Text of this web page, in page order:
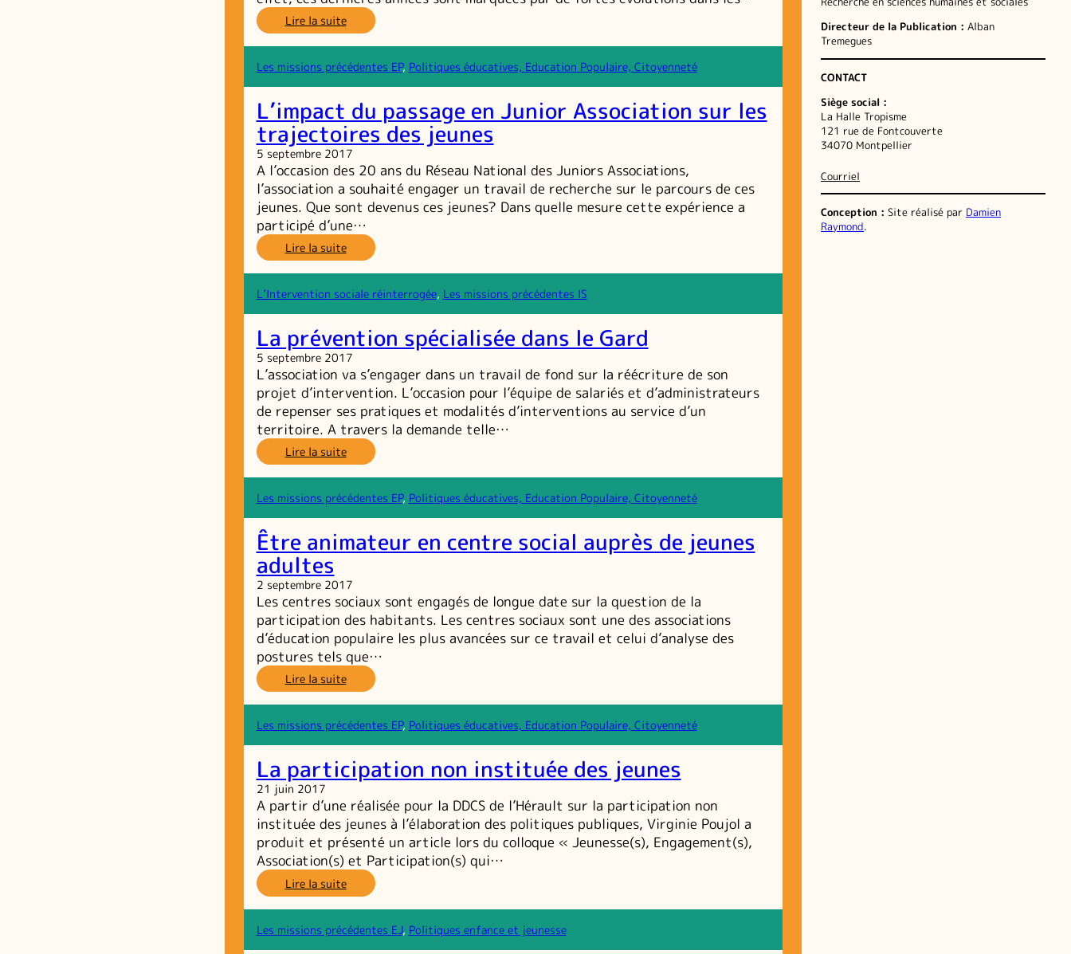
aux
défis
de
Lire la suite:
« Les
nouvelles
jeunesses
démocratie :
une
revitalisation
de
la
participation
citoyenne ? »
Les missions précédentes EP, Politiques éducatives, Education Populaire, Citoyenneté
L’impact du passage en Junior Association sur les
trajectoires des jeunes
5 septembre 2017
A l’occasion des 20 ans du Réseau National des Juniors Associations,
l’association a souhaité engager un travail de recherche sur le parcours de ces
jeunes. Que sont devenus ces jeunes? Dans quelle mesure cette expérience a
participé d’une…
Lire la suite:
L’impact
du
passage
Association
sur
trajectoires
des
jeunes
L’Intervention sociale réinterrogée, Les missions précédentes IS
La prévention spécialisée dans le Gard
5 septembre 2017
L’association va s’engager dans un travail de fond sur la réécriture de son
projet d’intervention. L’occasion pour l’équipe de salariés et d’administrateurs
de repenser ses pratiques et modalités d’interventions au service d’un
territoire. A travers la demande telle…
Lire la suite:
La
prévention
spécialisée
Gard
Les missions précédentes EP, Politiques éducatives, Education Populaire, Citoyenneté
Être animateur en centre social auprès de jeunes
adultes
2 septembre 2017
Les centres sociaux sont engagés de longue date sur la question de la
participation des habitants. Les centres sociaux sont une des associations
d’éducation populaire les plus avancées sur ce travail et celui d’analyse des
postures tels que…
Lire la suite:
Être
animateur
en
auprès
de
jeunes
adultes
Les missions précédentes EP, Politiques éducatives, Education Populaire, Citoyenneté
La participation non instituée des jeunes
21 juin 2017
A partir d’une réalisée pour la DDCS de l’Hérault sur la participation non
instituée des jeunes à l’élaboration des politiques publiques, Virginie Poujol a
produit et présenté un article lors du colloque « Jeunesse(s), Engagement(s),
Association(s) et Participation(s) qui…
Lire la suite:
La
participation
non
Les missions précédentes EJ, Politiques enfance et jeunesse
Directeur de la Publication : Alban
Tremegues
CONTACT
Siège social :
La Halle Tropisme
121 rue de Fontcouverte
34070 Montpellier
Courriel
Conception : Site réalisé par Damien
Raymond.